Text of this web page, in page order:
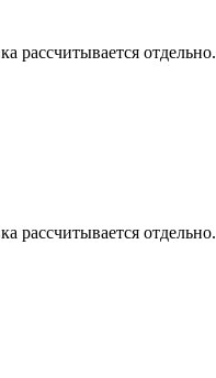
рассчитывается отдельно.
рассчитывается отдельно.